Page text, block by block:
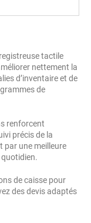
tactile
nettement la
d’inventaire et de
de
renforcent
précis de la
par une meilleure
de caisse pour
des devis adaptés